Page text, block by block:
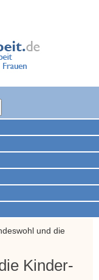
und die
Kinder-